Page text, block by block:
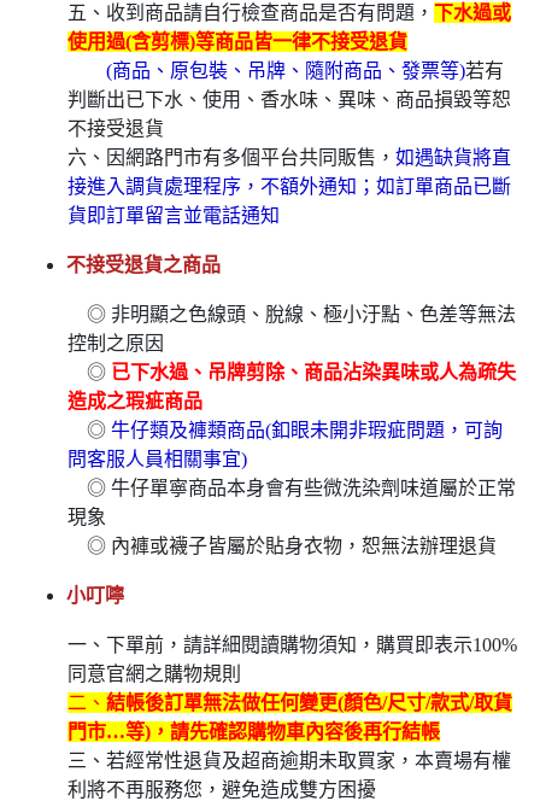
五、收到商品請自行檢查商品是否有問題， 下水過或
使用過(含剪標)等商品皆一律不接受退貨
(商品、原包裝、吊牌、隨附商品、發票等)若有
判斷出已下水、使用、香水味、異味、商品損毀等恕
不接受退貨
六、因網路門市有多個平台共同販售， 如遇缺貨將直
接進入調貨處理程序，不額外通知；如訂單商品已斷
貨即訂單留言並電話通知
不接受退貨之商品
◎ 非明顯之色線頭、脫線、極小汙點、色差等無法
控制之原因
◎ 已下水過、吊牌剪除、商品沾染異味或人為疏失
造成之瑕疵商品
◎ 牛仔類及褲類商品(釦眼未開非瑕疵問題，可詢
問客服人員相關事宜)
◎ 牛仔單寧商品本身會有些微洗染劑味道屬於正常
現象
◎ 內褲或襪子皆屬於貼身衣物，恕無法辦理退貨
小叮嚀
一、下單前，請詳細閱讀購物須知，購買即表示100%
同意官網之購物規則
二、 結帳後訂單無法做任何變更(顏色/尺寸/款式/取貨
門市…等)，請先確認購物車內容後再行結帳
三、若經常性退貨及超商逾期未取買家，本賣場有權
利將不再服務您，避免造成雙方困擾